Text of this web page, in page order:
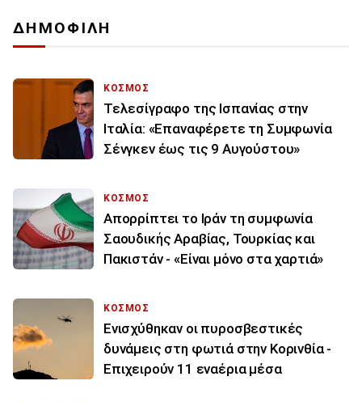
ΔΗΜΟΦΙΛΗ
ΚΟΣΜΟΣ
Τελεσίγραφο της Ισπανίας στην
Ιταλία: «Επαναφέρετε τη Συμφωνία
Σένγκεν έως τις 9 Αυγούστου»
ΚΟΣΜΟΣ
Απορρίπτει το Ιράν τη συμφωνία
Σαουδικής Αραβίας, Τουρκίας και
Πακιστάν - «Είναι μόνο στα χαρτιά»
ΚΟΣΜΟΣ
Ενισχύθηκαν οι πυροσβεστικές
δυνάμεις στη φωτιά στην Κορινθία -
Επιχειρούν 11 εναέρια μέσα